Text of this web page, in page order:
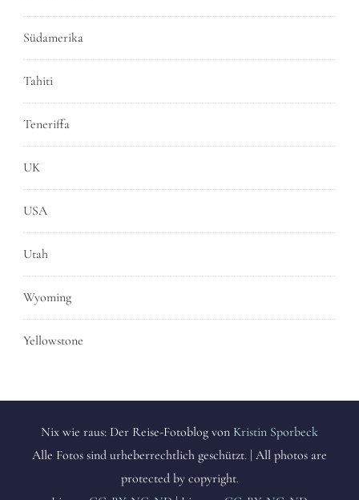
Südamerika
Tahiti
Teneriffa
UK
USA
Utah
Wyoming
Yellowstone
Nix wie raus: Der Reise-Fotoblog von Kristin Sporbeck
Alle Fotos sind urheberrechtlich geschützt. | All photos are
protected by copyright.